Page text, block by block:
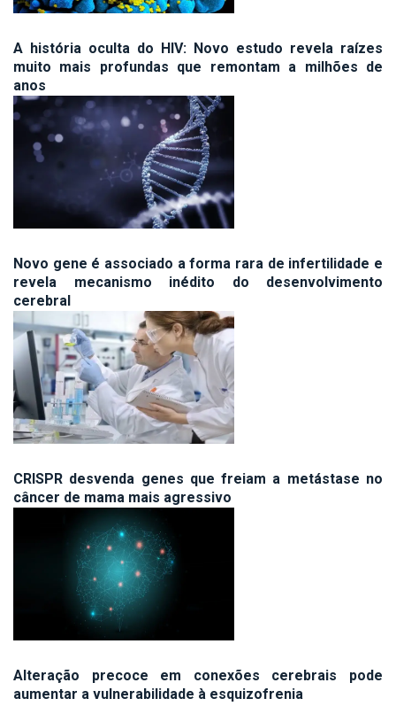
A história oculta do HIV: Novo estudo revela raízes
muito mais profundas que remontam a milhões de
anos
Novo gene é associado a forma rara de infertilidade e
revela mecanismo inédito do desenvolvimento
cerebral
CRISPR desvenda genes que freiam a metástase no
câncer de mama mais agressivo
Alteração precoce em conexões cerebrais pode
aumentar a vulnerabilidade à esquizofrenia